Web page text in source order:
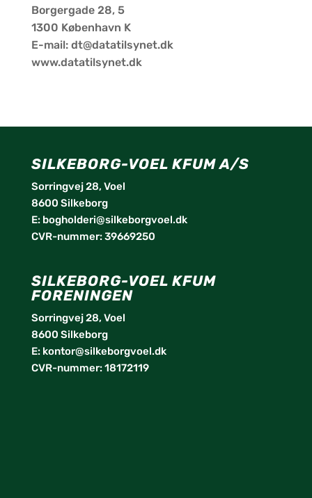
Borgergade 28, 5
1300 København K
E-mail: dt@datatilsynet.dk
www.datatilsynet.dk
SILKEBORG-VOEL KFUM A/S
Sorringvej 28, Voel
8600 Silkeborg
E: bogholderi@silkeborgvoel.dk
CVR-nummer: 39669250
SILKEBORG-VOEL KFUM
FORENINGEN
Sorringvej 28, Voel
8600 Silkeborg
E: kontor@silkeborgvoel.dk
CVR-nummer: 18172119